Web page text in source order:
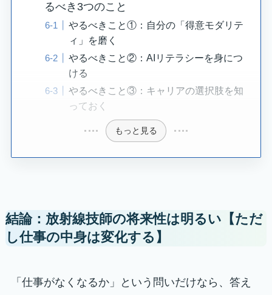
るべき3つのこと
やるべきこと①：自分の「得意モダリテ
ィ」を磨く
やるべきこと②：AIリテラシーを身につ
ける
やるべきこと③：キャリアの選択肢を知
っておく
もっと見る
結論：放射線技師の将来性は明るい【ただ
し仕事の中身は変化する】
「仕事がなくなるか」という問いだけなら、答え